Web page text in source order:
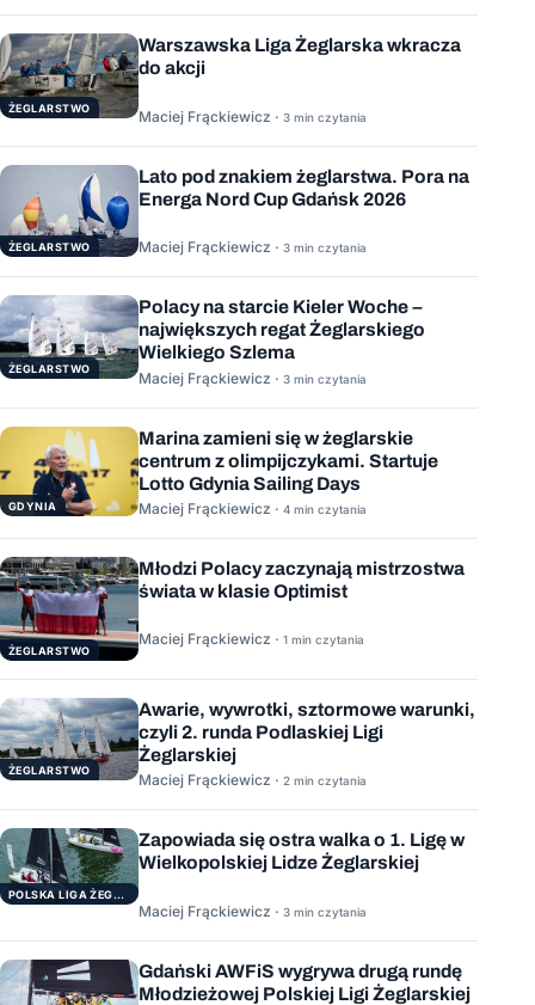
ŻEGLARSTWO
Warszawska Liga Żeglarska wkracza
do akcji
Maciej Frąckiewicz · 3 min czytania
ŻEGLARSTWO
Lato pod znakiem żeglarstwa. Pora na
Energa Nord Cup Gdańsk 2026
Maciej Frąckiewicz · 3 min czytania
ŻEGLARSTWO
Polacy na starcie Kieler Woche –
największych regat Żeglarskiego
Wielkiego Szlema
Maciej Frąckiewicz · 3 min czytania
GDYNIA
Marina zamieni się w żeglarskie
centrum z olimpijczykami. Startuje
Lotto Gdynia Sailing Days
Maciej Frąckiewicz · 4 min czytania
ŻEGLARSTWO
Młodzi Polacy zaczynają mistrzostwa
świata w klasie Optimist
Maciej Frąckiewicz · 1 min czytania
ŻEGLARSTWO
Awarie, wywrotki, sztormowe warunki,
czyli 2. runda Podlaskiej Ligi
Żeglarskiej
Maciej Frąckiewicz · 2 min czytania
POLSKA LIGA ŻEGLARSKA
Zapowiada się ostra walka o 1. Ligę w
Wielkopolskiej Lidze Żeglarskiej
Maciej Frąckiewicz · 3 min czytania
Gdański AWFiS wygrywa drugą rundę
Młodzieżowej Polskiej Ligi Żeglarskiej